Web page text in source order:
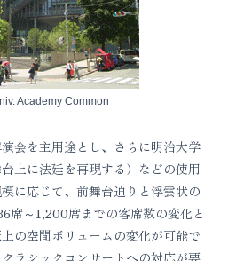
Academy Common
会を主用途とし、さらに明治大学
上に法廷を再現する）などの使用
に応じて、前舞台迫りと浮雲状の
席～1,200席までの客席数の変化と
の空間ボリュームの変化が可能で
ラシックコンサートへの対応が要